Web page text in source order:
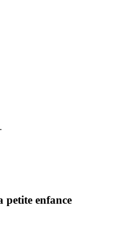
petite enfance